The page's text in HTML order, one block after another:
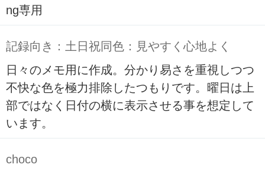
ng専用
記録向き：土日祝同色：見やすく心地よく
日々のメモ用に作成。分かり易さを重視しつつ
不快な色を極力排除したつもりです。曜日は上
部ではなく日付の横に表示させる事を想定して
います。
choco